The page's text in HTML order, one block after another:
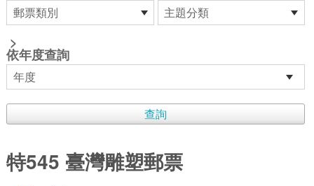
>
依年度查詢
特545 臺灣雕塑郵票